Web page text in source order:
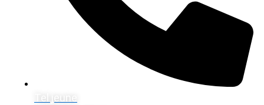
Tel jeune